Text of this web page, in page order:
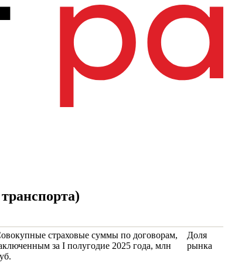
страховые суммы по договорам,
за I полугодие 2025 года, млн
Доля
рынка